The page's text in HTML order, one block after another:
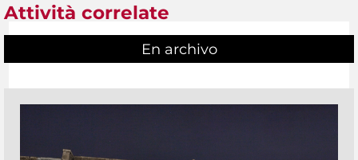
Attività correlate
En archivo